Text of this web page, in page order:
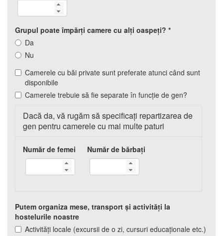
Grupul poate împărți camere cu alți oaspeți? *
Da
Nu
Camerele cu băi private sunt preferate atunci când sunt
disponibile
Camerele trebuie să fie separate în funcție de gen?
Hide
Dacă da, vă rugăm să specificați repartizarea de
gen pentru camerele cu mai multe paturi
Număr de femei Număr de bărbați
Putem organiza mese, transport și activități la
hostelurile noastre
Activități locale (excursii de o zi, cursuri educaționale etc.)